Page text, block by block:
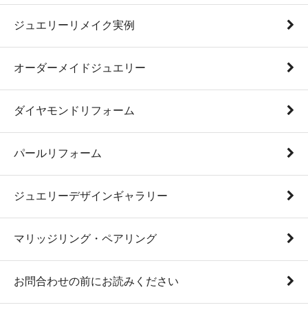
ジュエリーリメイク実例
オーダーメイドジュエリー
ダイヤモンドリフォーム
パールリフォーム
ジュエリーデザインギャラリー
マリッジリング・ペアリング
お問合わせの前にお読みください